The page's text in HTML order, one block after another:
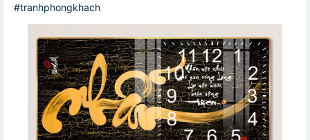
#tranhphongkhach